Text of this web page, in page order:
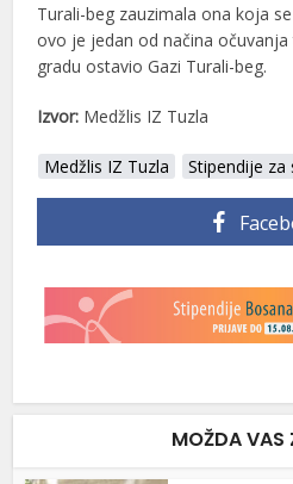
Turali-beg zauzimala ona koja
ovo je jedan od načina
gradu ostavio Gazi Turali-beg.
Izvor: Medžlis IZ Tuzla
Medžlis IZ Tuzla Stipendije za
MOŽDA VAS